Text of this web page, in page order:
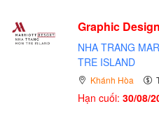
Graphic
NHA TRANG
TRE ISLAND
Khánh Hòa
Hạn cuối: 30/08/